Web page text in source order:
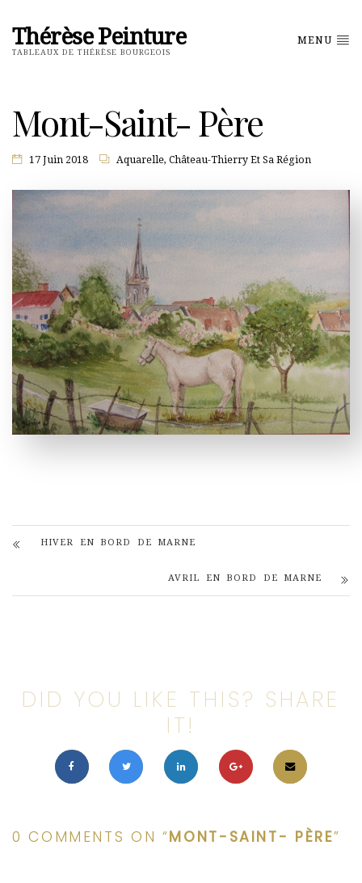
Thérèse Peinture
TABLEAUX DE THÉRÈSE BOURGEOIS
MENU
Mont-Saint- Père
17 Juin 2018 Aquarelle, Château-Thierry Et Sa Région
HIVER EN BORD DE MARNE
AVRIL EN BORD DE MARNE
DID YOU LIKE THIS? SHARE
IT!
0 COMMENTS ON “MONT-SAINT- PÈRE”